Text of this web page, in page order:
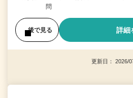
問
後で見る 詳細
更新日： 2026/